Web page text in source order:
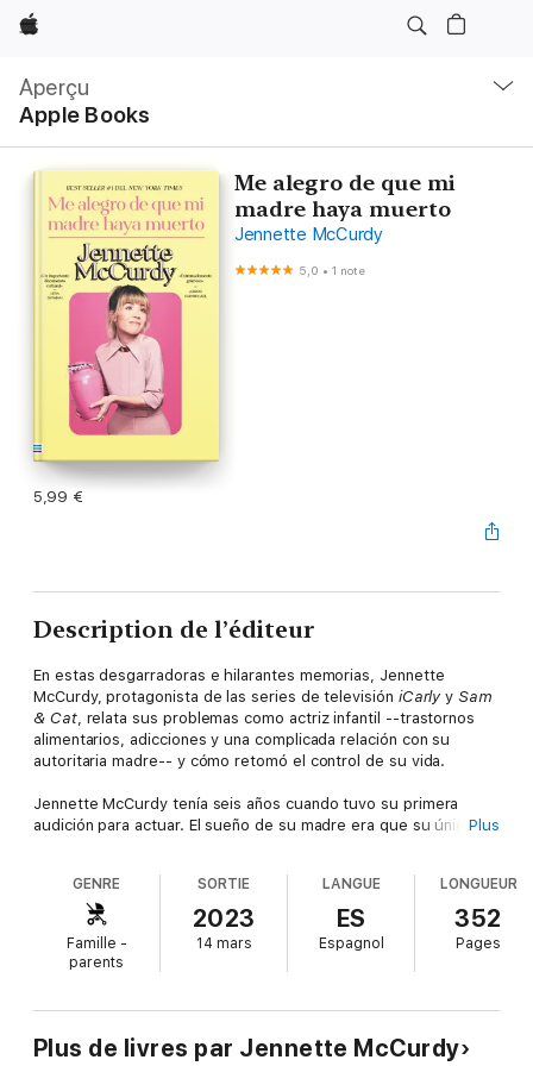
Apple
Aperçu
Apple Books
locale
Ouvrir
menu
Me alegro de que mi
madre haya muerto
Jennette McCurdy
5,0 •1 note
5,99 €
Description de l’éditeur
En estas desgarradoras e hilarantes memorias, Jennette
McCurdy, protagonista de las series de televisión iCarly ySam
& Cat, relata sus problemas como actriz infantil --trastornos
alimentarios, adicciones y una complicada relación con su
autoritaria madre-- y cómo retomó el control de su vida.
Jennette McCurdy tenía seis años cuando tuvo su primera
audición para actuar. El sueño de su madre era que su única
mamá llamaba “restricción de calorías”, comiendo poco y
pesándose cinco veces al día. Se sometió a grandes cambios
de imagen mientras mamá la reprendía: “Tus pestañas son
invisibles, ¿sabes? ¿Qué te crees, que Dakota Fanning no se las
tiñe?” Mamá seguía duchándola a los dieciséis años, leía sus
En Me alegro de que mi madre haya muerto, Jennette relata lo
que sucedió cuando el sueño de su madre se hizo realidad.
Plus
GENRE
Famille -
parents
SORTIE
2023
14 mars
LANGUE
ES
Espagnol
LONGUEUR
352
Pages
Plus de livres par Jennette McCurdy